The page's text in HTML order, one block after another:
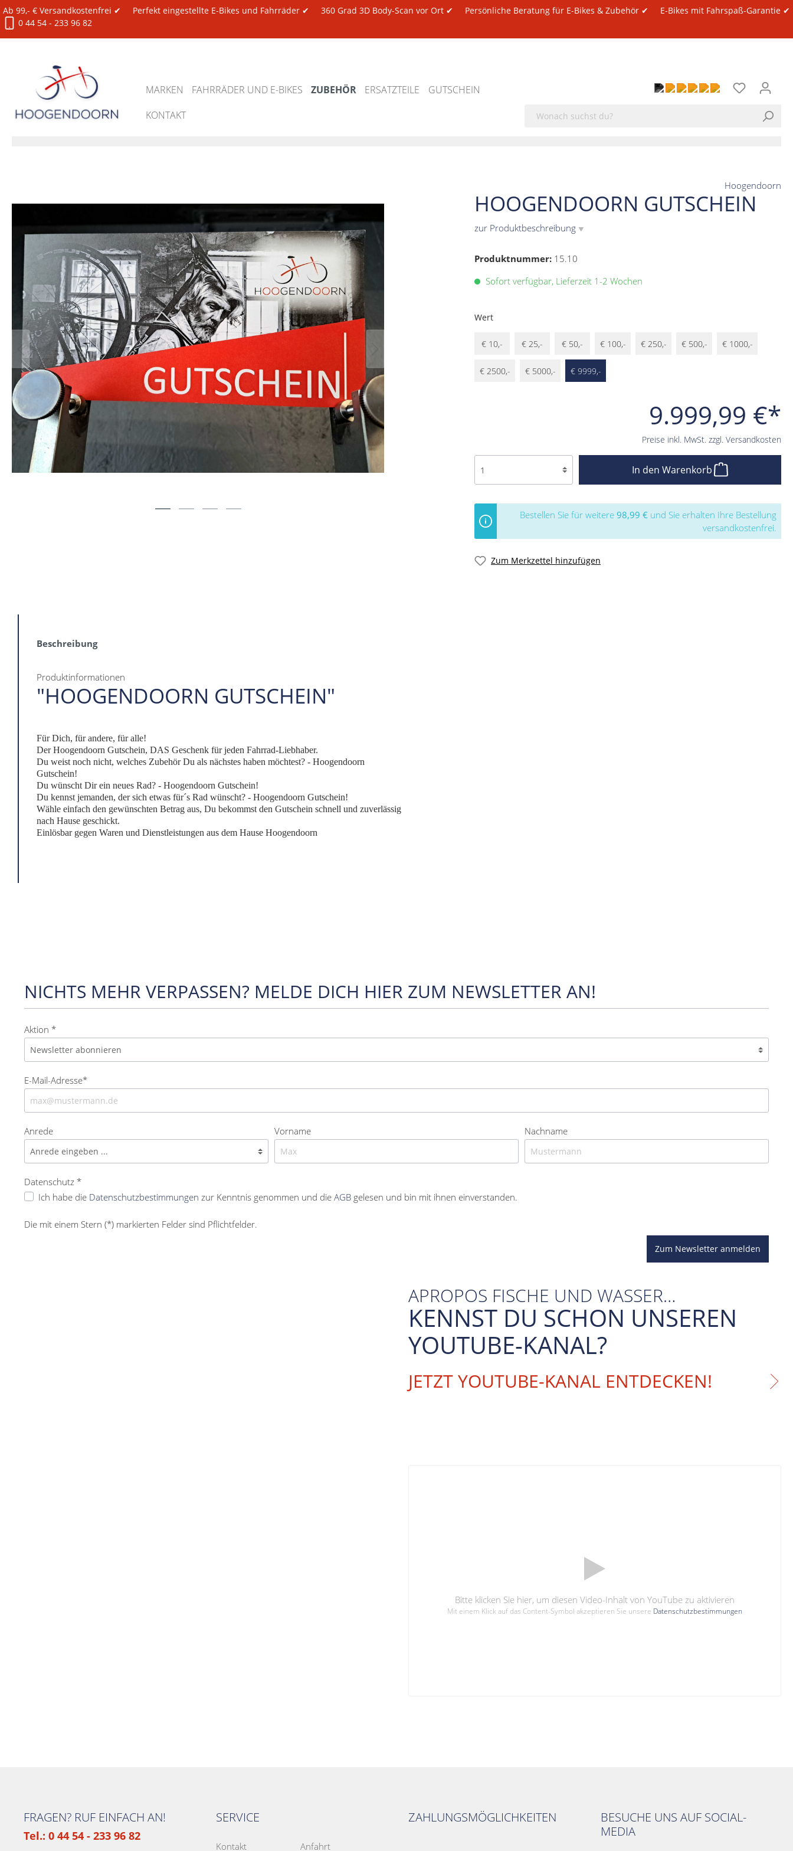
Ab 99,- € Versandkostenfrei ✔ Perfekt eingestellte E-Bikes und Fahrräder ✔ 360 Grad 3D Body-Scan vor Ort ✔ Persönliche Beratung für E-Bikes & Zubehör ✔
E-Bikes mit Fahrspaß-Garantie ✔
0 44 54 - 233 96 82
MARKEN FAHRRÄDER UND E-BIKES ZUBEHÖR ERSATZTEILE
GUTSCHEIN
KONTAKT
HOOGENDOORN GUTSCHEIN
zur Produktbeschreibung ▼
Hoogendoorn
Produktnummer: 15.10
9.999,99 €*
Preise inkl. MwSt. zzgl. Versandkosten
Sofort verfügbar, Lieferzeit 1-2 Wochen
Wert
€ 10,- € 25,- € 50,- € 100,- € 250,- € 500,- € 1000,-
€ 2500,- € 5000,- € 9999,-
In den Warenkorb
Bestellen Sie für weitere 98,99 € und Sie erhalten Ihre Bestellung
versandkostenfrei.
Zum Merkzettel hinzufügen
Beschreibung
Produktinformationen
"HOOGENDOORN GUTSCHEIN"
Für Dich, für andere, für alle!
Der Hoogendoorn Gutschein, DAS Geschenk für jeden Fahrrad-Liebhaber.
Du weist noch nicht, welches Zubehör Du als nächstes haben möchtest? - Hoogendoorn
Gutschein!
Du wünscht Dir ein neues Rad? - Hoogendoorn Gutschein!
Du kennst jemanden, der sich etwas für´s Rad wünscht? - Hoogendoorn Gutschein!
Wähle einfach den gewünschten Betrag aus, Du bekommst den Gutschein schnell und zuverlässig
nach Hause geschickt.
Einlösbar gegen Waren und Dienstleistungen aus dem Hause Hoogendoorn
NICHTS MEHR VERPASSEN? MELDE DICH HIER ZUM NEWSLETTER AN!
Aktion *
E-Mail-Adresse*
Anrede Vorname Nachname
Datenschutz *
Ich habe die Datenschutzbestimmungen zur Kenntnis genommen und die AGB gelesen und bin mit ihnen einverstanden.
Die mit einem Stern (*) markierten Felder sind Pflichtfelder.
Zum Newsletter anmelden
APROPOS FISCHE UND WASSER…
KENNST DU SCHON UNSEREN
YOUTUBE-KANAL?
JETZT YOUTUBE-KANAL ENTDECKEN!
Bitte klicken Sie hier, um diesen Video-Inhalt von YouTube zu aktivieren
Mit einem Klick auf das Content-Symbol akzeptieren Sie unsere Datenschutzbestimmungen
FRAGEN? RUF EINFACH AN!
Tel.: 0 44 54 - 233 96 82
SERVICE
Kontakt Anfahrt
ZAHLUNGSMÖGLICHKEITEN
BESUCHE UNS AUF SOCIAL-
MEDIA